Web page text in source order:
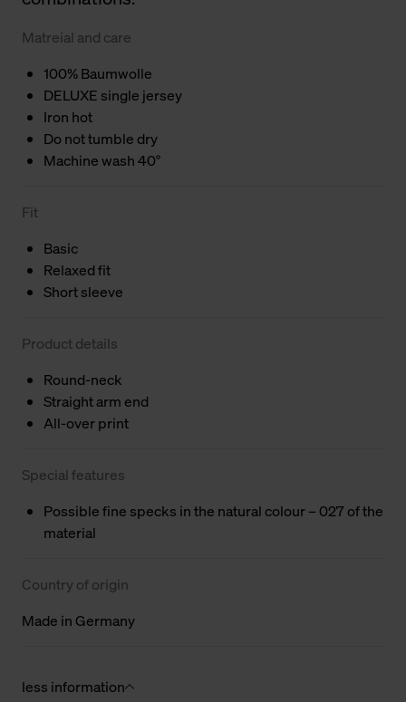
Matreial and care
100% Baumwolle
DELUXE single jersey
Iron hot
Do not tumble dry
Machine wash 40°
Fit
Basic
Relaxed fit
Short sleeve
Product details
Round-neck
Straight arm end
All-over print
Special features
Possible fine specks in the natural colour – 027 of the
material
Country of origin
Made in Germany
less information